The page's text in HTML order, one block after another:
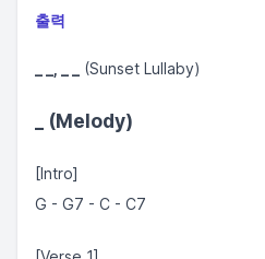
출력
(Sunset Lullaby)
(Melody)
[Intro]
G - G7 - C - C7